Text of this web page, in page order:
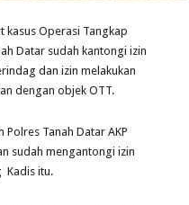
kasus Operasi Tangkap
Datar sudah kantongi izin
dan izin melakukan
dengan objek OTT.
Polres Tanah Datar AKP
sudah mengantongi izin
Kadis itu.